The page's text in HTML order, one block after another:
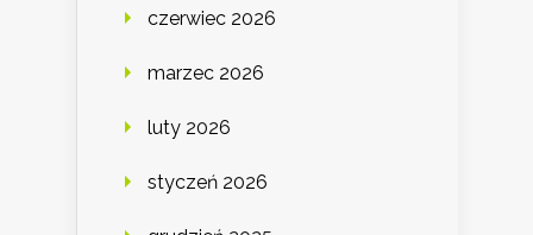
czerwiec 2026
marzec 2026
luty 2026
styczeń 2026